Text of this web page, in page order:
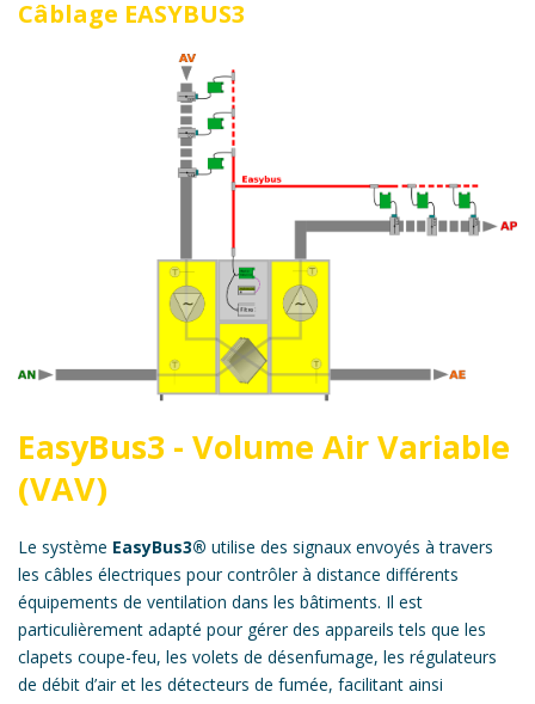
Câblage EASYBUS3
EasyBus3 - Volume Air Variable
(VAV)
Le système EasyBus3® utilise des signaux envoyés à travers
les câbles électriques pour contrôler à distance différents
équipements de ventilation dans les bâtiments. Il est
particulièrement adapté pour gérer des appareils tels que les
clapets coupe-feu, les volets de désenfumage, les régulateurs
de débit d’air et les détecteurs de fumée, facilitant ainsi